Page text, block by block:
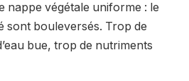
nappe végétale uniforme : le
sont bouleversés. Trop de
bue, trop de nutriments